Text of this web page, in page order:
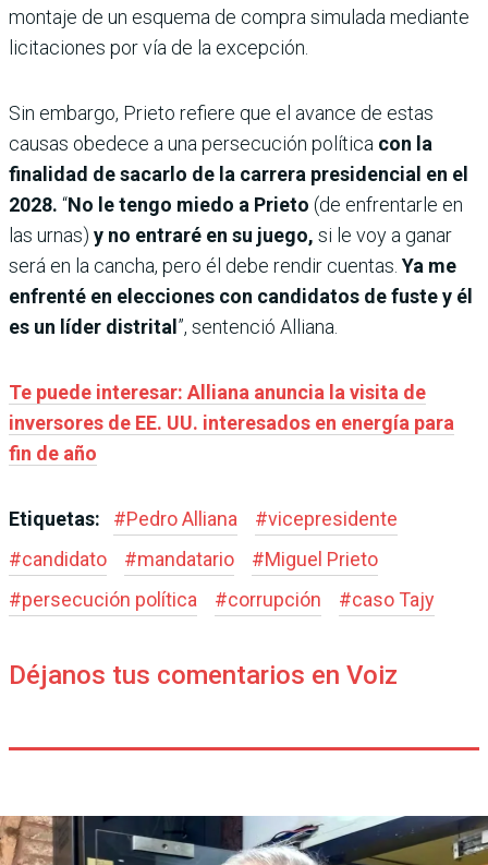
montaje de un esquema de compra simulada mediante
licitaciones por vía de la excepción.
Sin embargo, Prieto refiere que el avance de estas
causas obedece a una persecución política con la
finalidad de sacarlo de la carrera presidencial en el
2028. “No le tengo miedo a Prieto (de enfrentarle en
las urnas) y no entraré en su juego, si le voy a ganar
será en la cancha, pero él debe rendir cuentas. Ya me
enfrenté en elecciones con candidatos de fuste y él
es un líder distrital ”, sentenció Alliana.
Te puede interesar: Alliana anuncia la visita de
inversores de EE. UU. interesados en energía para
fin de año
Etiquetas: #Pedro Alliana #vicepresidente
#candidato #mandatario #Miguel Prieto
#persecución política #corrupción #caso Tajy
Déjanos tus comentarios en Voiz